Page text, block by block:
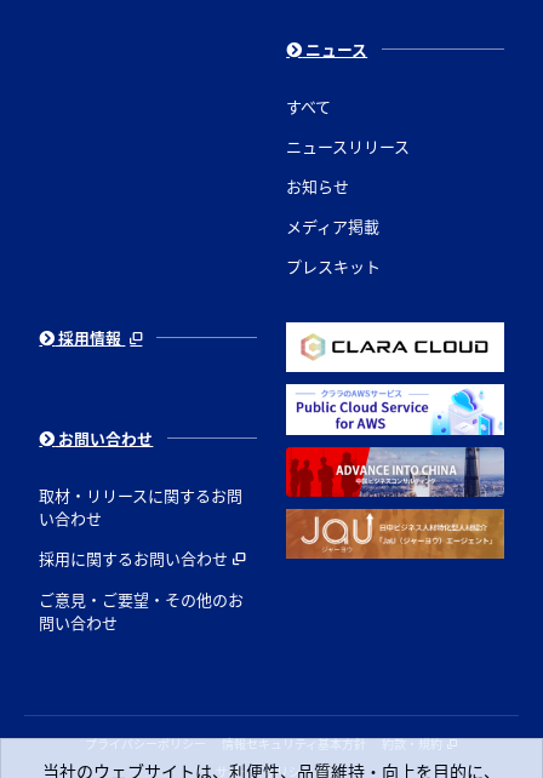
ニュース
すべて
ニュースリリース
お知らせ
メディア掲載
プレスキット
採用情報
お問い合わせ
取材・リリースに関するお問
い合わせ
採用に関するお問い合わせ
ご意見・ご要望・その他のお
問い合わせ
プライバシーポリシー 情報セキュリティ基本方針
約款・規約
サポートポリシー
当社のウェブサイトは、利便性、品質維持・向上を目的に、